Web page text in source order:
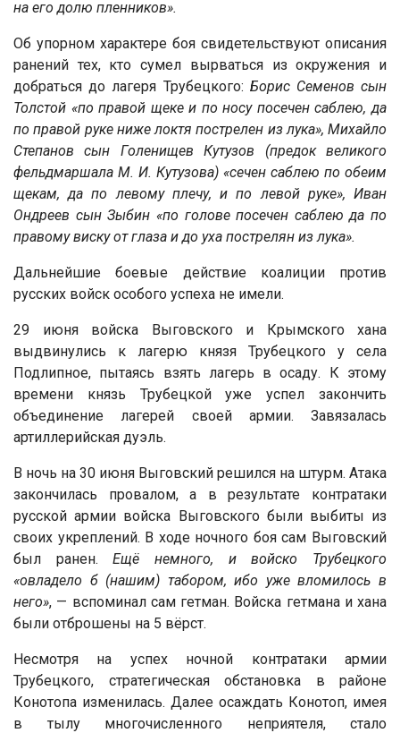
на его долю пленников».
Об упорном характере боя свидетельствуют описания
ранений тех, кто сумел вырваться из окружения и
добраться до лагеря Трубецкого: Борис Семенов сын
Толстой «по правой щеке и по носу посечен саблею, да
по правой руке ниже локтя пострелен из лука», Михайло
Степанов сын Голенищев Кутузов (предок великого
фельдмаршала М. И. Кутузова) «сечен саблею по обеим
щекам, да по левому плечу, и по левой руке», Иван
Ондреев сын Зыбин «по голове посечен саблею да по
правому виску от глаза и до уха пострелян из лука».
Дальнейшие боевые действие коалиции против
русских войск особого успеха не имели.
29 июня войска Выговского и Крымского хана
выдвинулись к лагерю князя Трубецкого у села
Подлипное, пытаясь взять лагерь в осаду. К этому
времени князь Трубецкой уже успел закончить
объединение лагерей своей армии. Завязалась
артиллерийская дуэль.
В ночь на 30 июня Выговский решился на штурм. Атака
закончилась провалом, а в результате контратаки
русской армии войска Выговского были выбиты из
своих укреплений. В ходе ночного боя сам Выговский
был ранен. Ещё немного, и войско Трубецкого
«овладело б (нашим) табором, ибо уже вломилось в
него», — вспоминал сам гетман. Войска гетмана и хана
были отброшены на 5 вёрст.
Несмотря на успех ночной контратаки армии
Трубецкого, стратегическая обстановка в районе
Конотопа изменилась. Далее осаждать Конотоп, имея
в тылу многочисленного неприятеля, стало